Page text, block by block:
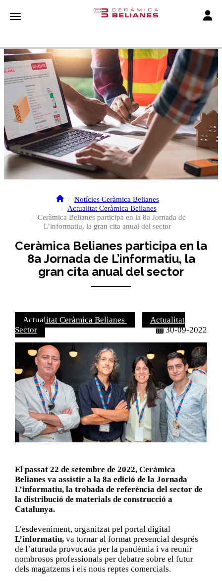
Toggle navigation
Notícies Ceràmica Belianes
Actualitat Ceràmica Belianes
Ceràmica Belianes participa en la 8a Jornada de
L’informatiu, la gran cita anual del sector
Ceràmica Belianes participa en la
8a Jornada de L’informatiu, la
gran cita anual del sector
Actualitat Ceràmica Belianes
Actualitat
Sector
30-09-2022
El passat 22 de setembre de 2022, Ceràmica
Belianes va assistir a la 8a edició de la Jornada
L’informatiu, la trobada de referència del sector de
la distribució de materials de construcció a
Catalunya.
L’esdeveniment, organitzat pel portal digital
L’informatiu,va tornar al format presencial després
de l’aturada provocada per la pandèmia i va reunir
nombrosos professionals per debatre sobre el futur
dels magatzems i els nous reptes comercials.